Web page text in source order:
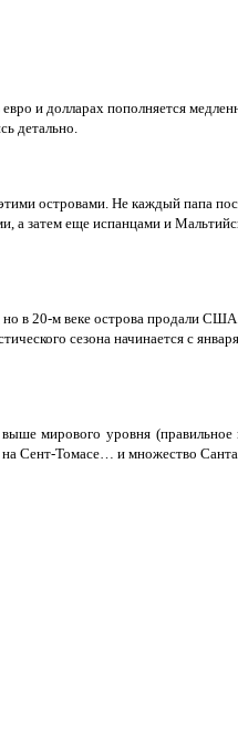
и долларах пополняется
детально.
островами. Не каждый папа
а затем еще испанцами и
в 20-м веке острова продали
сезона начинается с
мирового уровня
Сент-Томасе… и множество